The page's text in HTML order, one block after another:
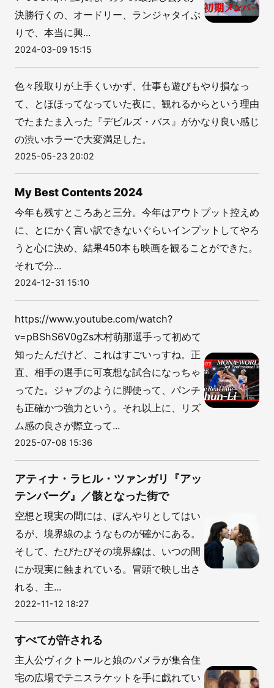
決勝行くの、オードリー、ランジャタイぶ
りで、本当に興...
2024-03-09 15:15
色々段取りが上手くいかず、仕事も遊びもやり損なっ
て、とほほってなっていた夜に、観れるからという理由
でたまたま入った『デビルズ・バス』がかなり良い感じ
の渋いホラーで大変満足した。
2025-05-23 20:02
My Best Contents 2024
今年も残すところあと三分。今年はアウトプット控えめ
に、とにかく言い訳できないぐらいインプットしてやろ
うと心に決め、結果450本も映画を観ることができた。
それで分...
2024-12-31 15:10
https://www.youtube.com/watch?
v=pBShS6V0gZs木村萌那選手って初めて
知ったんだけど、これはすごいっすね。正
直、相手の選手に可哀想な試合になっちゃ
ってた。ジャブのように脚使って、パンチ
も正確かつ強力という。それ以上に、リズ
ム感の良さが際立って...
2025-07-08 15:36
アティナ・ラヒル・ツァンガリ『アッ
テンバーグ』／骸となった街で
空想と現実の間には、ぼんやりとしてはい
るが、境界線のようなものが確かにある。
そして、たびたびその境界線は、いつの間
にか現実に蝕まれている。冒頭で映し出さ
れる、主...
2022-11-12 18:27
すべてが許される
主人公ヴィクトールと娘のパメラが集合住
宅の広場でテニスラケットを手に戯れてい